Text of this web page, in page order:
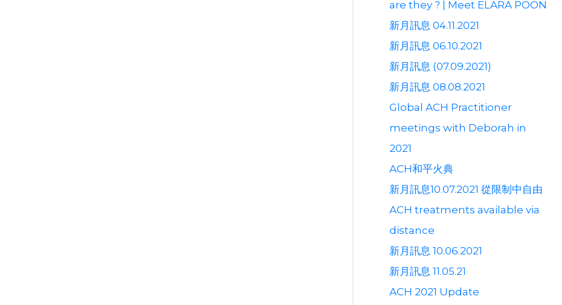
are they ? | Meet ELARA POON
新月訊息 04.11.2021
新月訊息 06.10.2021
新月訊息 (07.09.2021)
新月訊息 08.08.2021
Global ACH Practitioner
meetings with Deborah in
2021
ACH和平火典
新月訊息10.07.2021 從限制中自由
ACH treatments available via
distance
新月訊息 10.06.2021
新月訊息 11.05.21
ACH 2021 Update